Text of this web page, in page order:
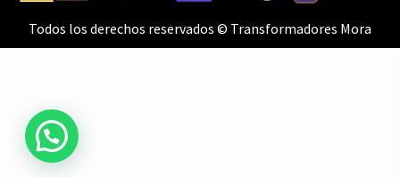
Todos los derechos reservados © Transformadores Mora